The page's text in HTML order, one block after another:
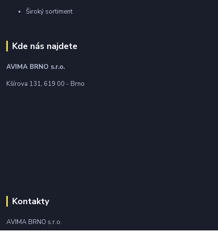
Široký sortiment
Kde nás najdete
AVIMA BRNO s.r.o.
Kšírova 131, 619 00 - Brno
Kontakty
AVIMA BRNO s.r.o.